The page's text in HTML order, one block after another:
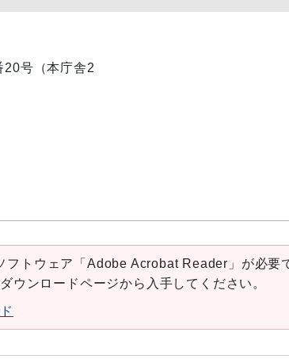
号（本庁舎2
フトウェア「Adobe Acrobat Reader」が必要
ンロードページから入手してください。